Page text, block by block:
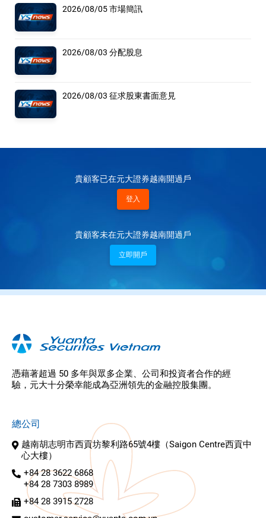
2026/08/05 市場簡訊
2026/08/03 分配股息
2026/08/03 征求股東書面意見
貴顧客已在元大證券越南開過戶
登入
貴顧客未在元大證券越南開過戶
立即開戶
憑藉著超過 50 多年與眾多企業、公司和投資者合作的經
驗，元大十分榮幸能成為亞洲領先的金融控股集團。
總公司
越南胡志明市西貢坊黎利路65號4樓（Saigon Centre西貢中
心大樓）
+84 28 3622 6868
+84 28 7303 8989
+84 28 3915 2728